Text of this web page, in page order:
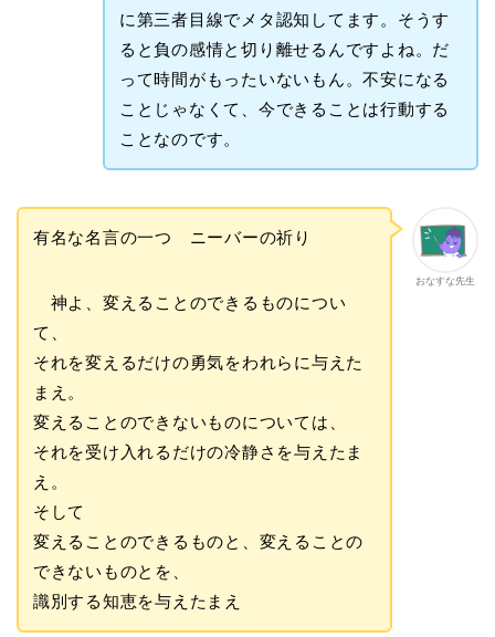
に第三者目線でメタ認知してます。そうす
ると負の感情と切り離せるんですよね。だ
って時間がもったいないもん。不安になる
ことじゃなくて、今できることは行動する
ことなのです。
おなすな先生
有名な名言の一つ ニーバーの祈り
神よ、変えることのできるものについ
て、
それを変えるだけの勇気をわれらに与えた
まえ。
変えることのできないものについては、
それを受け入れるだけの冷静さを与えたま
え。
そして
変えることのできるものと、変えることの
できないものとを、
識別する知恵を与えたまえ